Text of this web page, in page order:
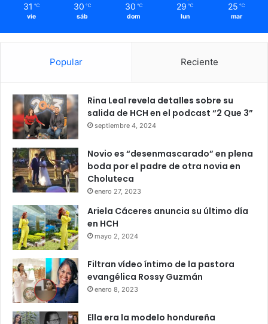
31 ℃
vie
30 ℃
sáb
30 ℃
dom
29 ℃
lun
25 ℃
mar
Popular Reciente
Rina Leal revela detalles sobre su
salida de HCH en el podcast “2 Que 3”
septiembre 4, 2024
Novio es “desenmascarado” en plena
boda por el padre de otra novia en
Choluteca
enero 27, 2023
Ariela Cáceres anuncia su último día
en HCH
mayo 2, 2024
Filtran vídeo íntimo de la pastora
evangélica Rossy Guzmán
enero 8, 2023
Ella era la modelo hondureña